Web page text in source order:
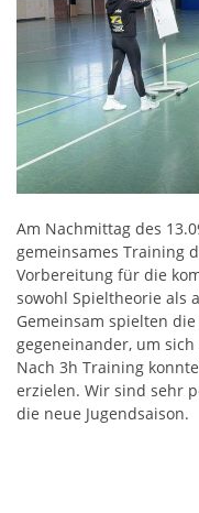
Am Nachmittag des
gemeinsames Training
Vorbereitung für die
sowohl Spieltheorie als
Gemeinsam spielten
gegeneinander, um
Nach 3h Training
erzielen. Wir sind sehr
die neue Jugendsaison.